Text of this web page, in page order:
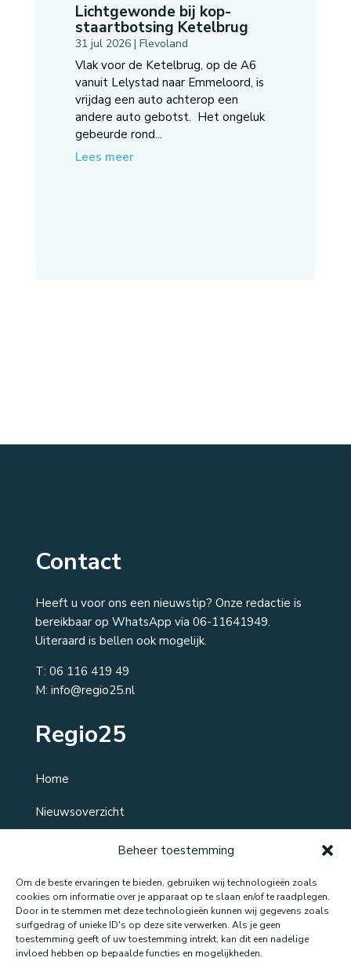
Beheer toestemming
Om de beste ervaringen te bieden, gebruiken wij technologieën zoals
cookies om informatie over je apparaat op te slaan en/of te raadplegen.
Door in te stemmen met deze technologieën kunnen wij gegevens zoals
surfgedrag of unieke ID's op deze site verwerken. Als je geen
toestemming geeft of uw toestemming intrekt, kan dit een nadelige
invloed hebben op bepaalde functies en mogelijkheden.
Lichtgewonde bij kop-
staartbotsing Ketelbrug
31 jul 2026| Flevoland
Vlak voor de Ketelbrug, op de A6
vanuit Lelystad naar Emmeloord, is
vrijdag een auto achterop een
andere auto gebotst. Het ongeluk
gebeurde rond...
Lees meer
Contact
Heeft u voor ons een nieuwstip? Onze redactie is
bereikbaar op WhatsApp via 06-11641949.
Uiteraard is bellen ook mogelijk.
T: 06 116 419 49
M: info@regio25.nl
Regio25
Home
Nieuwsoverzicht
Contact
Website gemaakt door: LOEQ